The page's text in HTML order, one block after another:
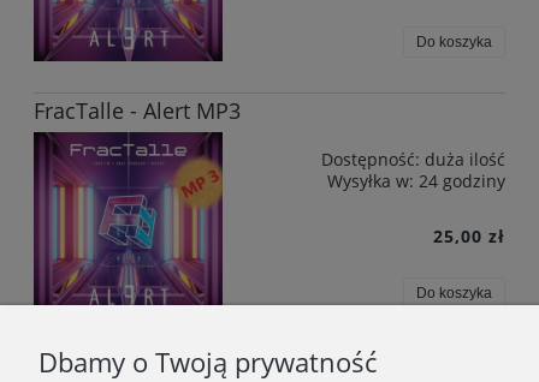
Do koszyka
FracTalle - Alert MP3
Dostępność: duża ilość
Wysyłka w: 24 godziny
25,00 zł
Do koszyka
Dbamy o Twoją prywatność